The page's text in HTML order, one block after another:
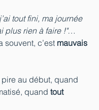
tout fini, ma journée
plus rien à faire !"…
souvent, c’est mauvais
pire au début, quand
quand tout